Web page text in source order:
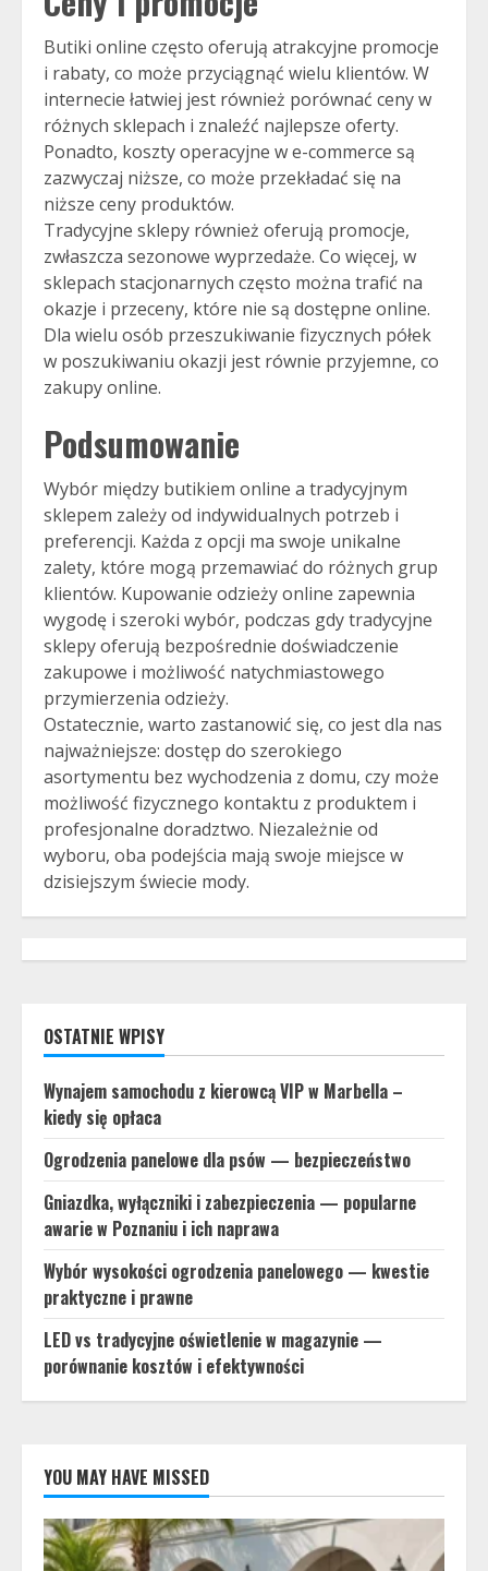
Butiki online często oferują atrakcyjne promocje
i rabaty, co może przyciągnąć wielu klientów. W
internecie łatwiej jest również porównać ceny w
różnych sklepach i znaleźć najlepsze oferty.
Ponadto, koszty operacyjne w e-commerce są
zazwyczaj niższe, co może przekładać się na
niższe ceny produktów.
Tradycyjne sklepy również oferują promocje,
zwłaszcza sezonowe wyprzedaże. Co więcej, w
sklepach stacjonarnych często można trafić na
okazje i przeceny, które nie są dostępne online.
Dla wielu osób przeszukiwanie fizycznych półek
w poszukiwaniu okazji jest równie przyjemne, co
zakupy online.
Podsumowanie
Wybór między butikiem online a tradycyjnym
sklepem zależy od indywidualnych potrzeb i
preferencji. Każda z opcji ma swoje unikalne
zalety, które mogą przemawiać do różnych grup
klientów. Kupowanie odzieży online zapewnia
wygodę i szeroki wybór, podczas gdy tradycyjne
sklepy oferują bezpośrednie doświadczenie
zakupowe i możliwość natychmiastowego
przymierzenia odzieży.
Ostatecznie, warto zastanowić się, co jest dla nas
najważniejsze: dostęp do szerokiego
asortymentu bez wychodzenia z domu, czy może
możliwość fizycznego kontaktu z produktem i
profesjonalne doradztwo. Niezależnie od
wyboru, oba podejścia mają swoje miejsce w
dzisiejszym świecie mody.
OSTATNIE WPISY
Wynajem samochodu z kierowcą VIP w Marbella –
kiedy się opłaca
Ogrodzenia panelowe dla psów — bezpieczeństwo
Gniazdka, wyłączniki i zabezpieczenia — popularne
awarie w Poznaniu i ich naprawa
Wybór wysokości ogrodzenia panelowego — kwestie
praktyczne i prawne
LED vs tradycyjne oświetlenie w magazynie —
porównanie kosztów i efektywności
YOU MAY HAVE MISSED